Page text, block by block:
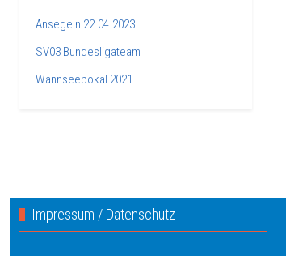
Ansegeln 22.04.2023
SV03 Bundesligateam
Wannseepokal 2021
Impressum / Datenschutz